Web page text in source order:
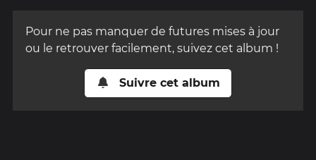
Pour ne pas manquer de futures mises à jour
ou le retrouver facilement, suivez cet album !
Suivre cet album